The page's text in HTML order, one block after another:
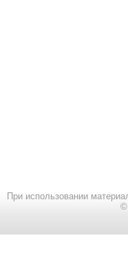
При использовании